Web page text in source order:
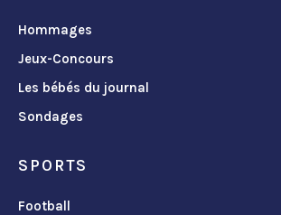
Hommages
Jeux-Concours
Les bébés du journal
Sondages
SPORTS
Football